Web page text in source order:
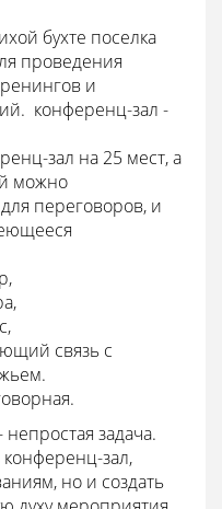
бухте поселка
проведения
и
 конференц-зал -
зал на 25 мест, а
можно
переговоров, и
связь с
задача.
зал,
но и создать